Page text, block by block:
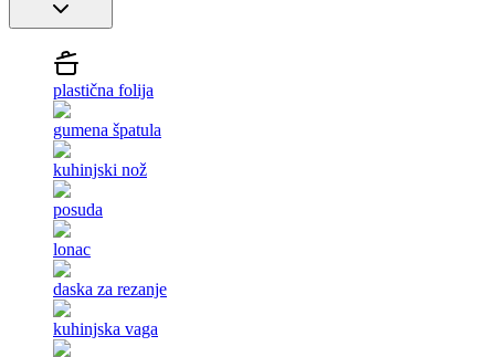
plastična folija
gumena špatula
kuhinjski nož
posuda
lonac
daska za rezanje
kuhinjska vaga